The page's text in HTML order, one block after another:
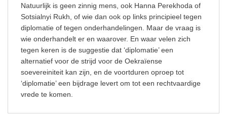
Natuurlijk is geen zinnig mens, ook Hanna Perekhoda of
Sotsialnyi Rukh, of wie dan ook op links principieel tegen
diplomatie of tegen onderhandelingen. Maar de vraag is
wie onderhandelt er en waarover. En waar velen zich
tegen keren is de suggestie dat ‘diplomatie’ een
alternatief voor de strijd voor de Oekraïense
soevereiniteit kan zijn, en de voortduren oproep tot
‘diplomatie’ een bijdrage levert om tot een rechtvaardige
vrede te komen.